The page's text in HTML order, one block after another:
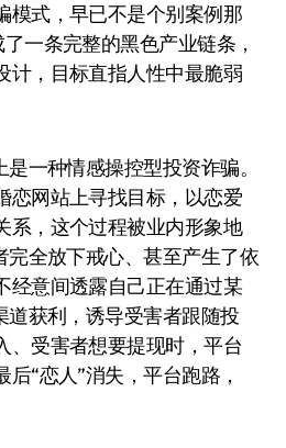
模式，早已不是个别案例那
一条完整的黑色产业链条，
计，目标直指人性中最脆弱
一种情感操控型投资诈骗。
恋网站上寻找目标，以恋爱
系，这个过程被业内形象地
完全放下戒心、甚至产生了依
经意间透露自己正在通过某
道获利，诱导受害者跟随投
、受害者想要提现时，平台
“恋人”消失，平台跑路，